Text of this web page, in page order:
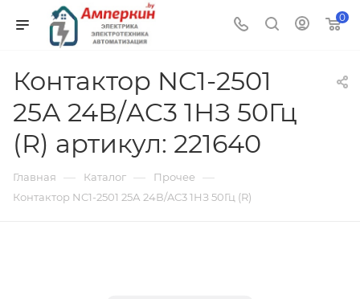
0
Контактор NC1-2501
25А 24В/AC3 1НЗ 50Гц
(R) артикул: 221640
Главная — Каталог — Прочее —
Контактор NC1-2501 25А 24В/AC3 1НЗ 50Гц (R)